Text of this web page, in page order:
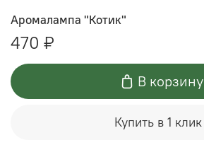
Аромалампа "Котик"
470 ₽
В корзину
Купить в 1 клик